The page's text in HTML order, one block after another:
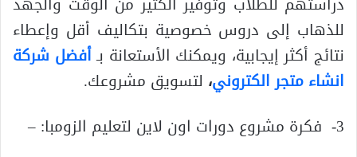
للذهاب إلى دروس خصوصية بتكاليف أقل وإعطاء
نتائج أكثر إيجابية، ويمكنك الأستعانة بـأفضل شركة
انشاء متجر الكتروني، لتسويق مشروعك.
3- فكرة مشروع دورات اون لاين لتعليم الزومبا: –